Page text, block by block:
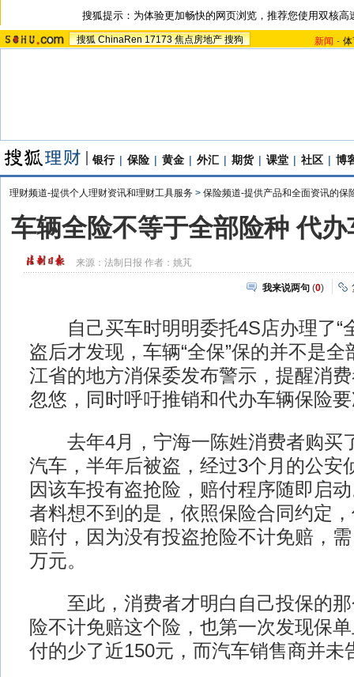
搜狐提示：为体验更加畅快的网页浏览，推荐您使用双核高
搜狐 ChinaRen 17173 焦点房地产 搜狗 新闻 -
银行 | 保险 | 黄金 | 外汇 | 期货 | 课堂 | 社区 | 博
理财频道-提供个人理财资讯和理财工具服务 > 保险频道-提供产品和全面资讯的保
车辆全险不等于全部险种 代
来源： 法制日报 作者：姚芃
我来说两句 (0)
自己买车时明明委托4S店办理了“
盗后才发现，车辆“全保”保的并不是
江省的地方消保委发布警示，提醒消费
忽悠，同时呼吁推销和代办车辆保险
去年4月，宁海一陈姓消费者购买
汽车，半年后被盗，经过3个月的公安
因该车投有盗抢险，赔付程序随即启
者料想不到的是，依照保险合同约定
赔付，因为没有投盗抢险不计免赔，
万元。
至此，消费者才明白自己投保的那
险不计免赔这个险，也第一次发现保
付的少了近150元，而汽车销售商并未